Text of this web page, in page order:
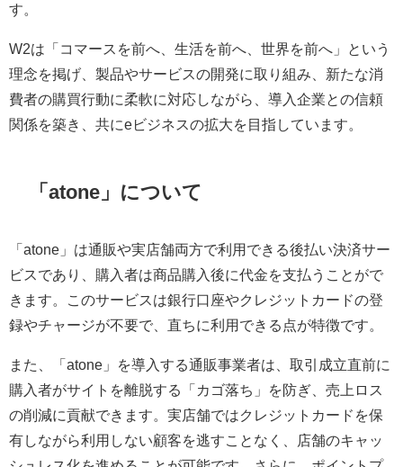
す。
W2は「コマースを前へ、生活を前へ、世界を前へ」という
理念を掲げ、製品やサービスの開発に取り組み、新たな消
費者の購買行動に柔軟に対応しながら、導入企業との信頼
関係を築き、共にeビジネスの拡大を目指しています。
「atone」について
「atone」は通販や実店舗両方で利用できる後払い決済サー
ビスであり、購入者は商品購入後に代金を支払うことがで
きます。このサービスは銀行口座やクレジットカードの登
録やチャージが不要で、直ちに利用できる点が特徴です。
また、「atone」を導入する通販事業者は、取引成立直前に
購入者がサイトを離脱する「カゴ落ち」を防ぎ、売上ロス
の削減に貢献できます。実店舗ではクレジットカードを保
有しながら利用しない顧客を逃すことなく、店舗のキャッ